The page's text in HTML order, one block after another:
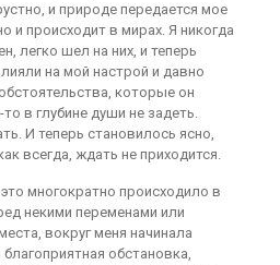
и природе передается мое
и происходит в мирах. Я никогда
легко шел на них, и теперь
на мой настрой и давно
которые он
в глубине души не задеть.
И теперь становилось ясно,
всегда, ждать не приходится.
многократно происходило в
некими переменами или
вокруг меня начинала
обстановка,